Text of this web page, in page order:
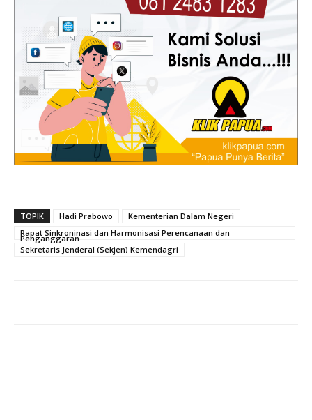
TOPIK Hadi Prabowo
Kementerian Dalam Negeri
Rapat Sinkroninasi dan Harmonisasi Perencanaan dan
Penganggaran
Sekretaris Jenderal (Sekjen) Kemendagri